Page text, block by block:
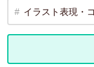
イラスト表現・